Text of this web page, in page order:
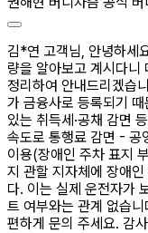
김*연 고객님, 안녕하세
량을 알아보고 계시다니
정리하여 안내드리겠습
가 금융사로 등록되기
있는 취득세·공채 감면
속도로 통행료 감면 - 공
이용(장애인 주차 표지
지 관할 지자체에 장애
다. 이는 실제 운전자가
트 여부와는 관계 없습
편하게 문의 주세요. 감